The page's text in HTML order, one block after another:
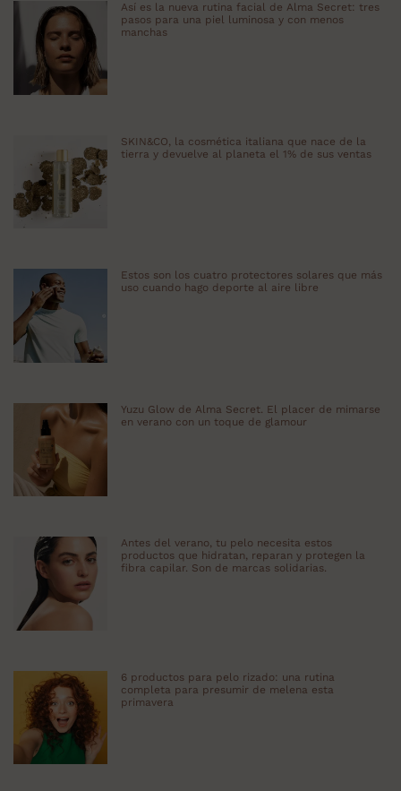
Así es la nueva rutina facial de Alma Secret: tres
pasos para una piel luminosa y con menos
manchas
SKIN&CO, la cosmética italiana que nace de la
tierra y devuelve al planeta el 1% de sus ventas
Estos son los cuatro protectores solares que más
uso cuando hago deporte al aire libre
Yuzu Glow de Alma Secret. El placer de mimarse
en verano con un toque de glamour
Antes del verano, tu pelo necesita estos
productos que hidratan, reparan y protegen la
fibra capilar. Son de marcas solidarias.
6 productos para pelo rizado: una rutina
completa para presumir de melena esta
primavera